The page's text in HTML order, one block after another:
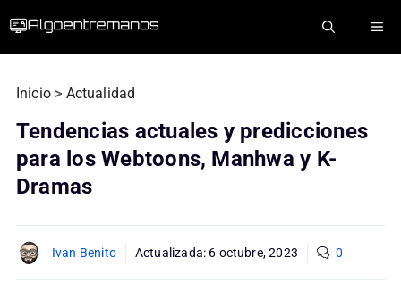
Inicio > Actualidad
Tendencias actuales y predicciones
para los Webtoons, Manhwa y K-
Dramas
Ivan Benito Actualizada: 6 octubre, 2023 0